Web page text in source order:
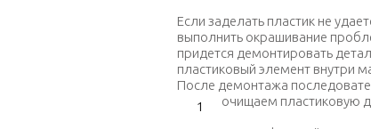
Если заделать пластик не
выполнить окрашивание
придется демонтировать
пластиковый элемент внутри
После демонтажа
очищаем пластиковую